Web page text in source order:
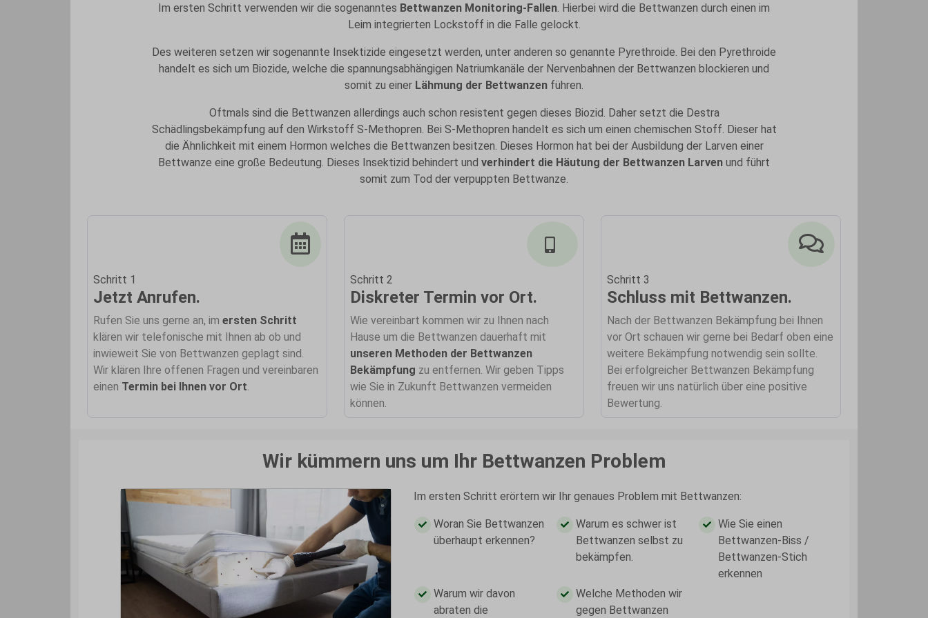
Im ersten Schritt verwenden wir die sogenanntes Bettwanzen Monitoring-Fallen. Hierbei wird die Bettwanzen durch einen im
Leim integrierten Lockstoff in die Falle gelockt.
Des weiteren setzen wir sogenannte Insektizide eingesetzt werden, unter anderen so genannte Pyrethroide. Bei den Pyrethroide
handelt es sich um Biozide, welche die spannungsabhängigen Natriumkanäle der Nervenbahnen der Bettwanzen blockieren und
somit zu einer Lähmung der Bettwanzen führen.
Oftmals sind die Bettwanzen allerdings auch schon resistent gegen dieses Biozid. Daher setzt die Destra
Schädlingsbekämpfung auf den Wirkstoff S-Methopren. Bei S-Methopren handelt es sich um einen chemischen Stoff. Dieser hat
die Ähnlichkeit mit einem Hormon welches die Bettwanzen besitzen. Dieses Hormon hat bei der Ausbildung der Larven einer
Bettwanze eine große Bedeutung. Dieses Insektizid behindert und verhindert die Häutung der Bettwanzen Larven und führt
somit zum Tod der verpuppten Bettwanze.
Schritt 1
Jetzt Anrufen.
Rufen Sie uns gerne an, im ersten Schritt
klären wir telefonische mit Ihnen ab ob und
inwieweit Sie von Bettwanzen geplagt sind.
Wir klären Ihre offenen Fragen und vereinbaren
einen Termin bei Ihnen vor Ort.
Schritt 2
Diskreter Termin vor Ort.
Wie vereinbart kommen wir zu Ihnen nach
Hause um die Bettwanzen dauerhaft mit
unseren Methoden der Bettwanzen
Bekämpfung zu entfernen. Wir geben Tipps
wie Sie in Zukunft Bettwanzen vermeiden
können.
Schritt 3
Schluss mit Bettwanzen.
Nach der Bettwanzen Bekämpfung bei Ihnen
vor Ort schauen wir gerne bei Bedarf oben eine
weitere Bekämpfung notwendig sein sollte.
Bei erfolgreicher Bettwanzen Bekämpfung
freuen wir uns natürlich über eine positive
Bewertung.
Wir kümmern uns um Ihr Bettwanzen Problem
Im ersten Schritt erörtern wir Ihr genaues Problem mit Bettwanzen:
Woran Sie Bettwanzen
überhaupt erkennen?
Warum es schwer ist
Bettwanzen selbst zu
bekämpfen.
Wie Sie einen
Bettwanzen-Biss /
Bettwanzen-Stich
erkennen
Warum wir davon
abraten die
Welche Methoden wir
gegen Bettwanzen